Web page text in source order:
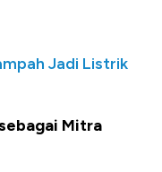
Jadi Listrik
Mitra